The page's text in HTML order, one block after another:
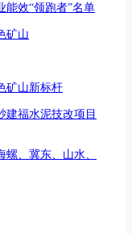
能效“领跑者”名单
矿山
矿山新标杆
建福水泥技改项目
、冀东、山水、